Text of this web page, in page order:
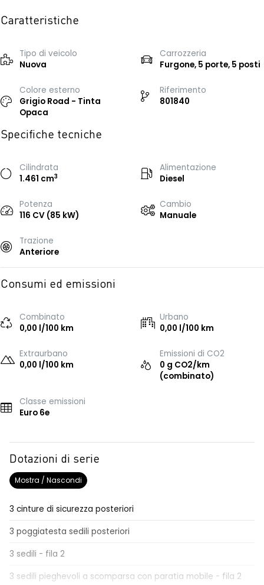
Caratteristiche
Tipo di veicolo
Nuova
Carrozzeria
Furgone, 5 porte, 5 posti
Colore esterno
Grigio Road - Tinta
Opaca
Riferimento
801840
Specifiche tecniche
Cilindrata
1.461 cm3
Alimentazione
Diesel
Potenza
116 CV (85 kW)
Cambio
Manuale
Trazione
Anteriore
Consumi ed emissioni
Combinato
0,00 l/100 km
Urbano
0,00 l/100 km
Extraurbano
0,00 l/100 km
Emissioni di CO2
0 g CO2/km
(combinato)
Classe emissioni
Euro 6e
Dotazioni di serie
Mostra / Nascondi
3 cinture di sicurezza posteriori
3 poggiatesta sedili posteriori
3 sedili - fila 2
3 sedili pieghevoli a scomparsa con paratia mobile - fila 2